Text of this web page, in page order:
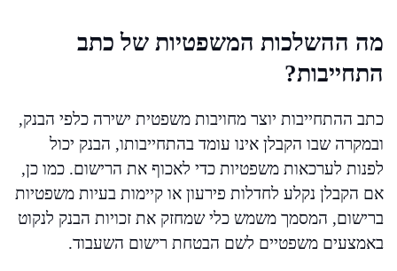
מה ההשלכות המשפטיות של כתב
התחייבות?
כתב ההתחייבות יוצר מחויבות משפטית ישירה כלפי הבנק,
ובמקרה שבו הקבלן אינו עומד בהתחייבותו, הבנק יכול
לפנות לערכאות משפטיות כדי לאכוף את הרישום. כמו כן,
אם הקבלן נקלע לחדלות פירעון או קיימות בעיות משפטיות
ברישום, המסמך משמש כלי שמחזק את זכויות הבנק לנקוט
באמצעים משפטיים לשם הבטחת רישום השעבוד.